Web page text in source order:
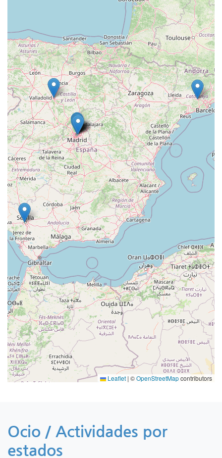
Leaflet | ©OpenStreetMapcontributors
Ocio / Actividades por
estados